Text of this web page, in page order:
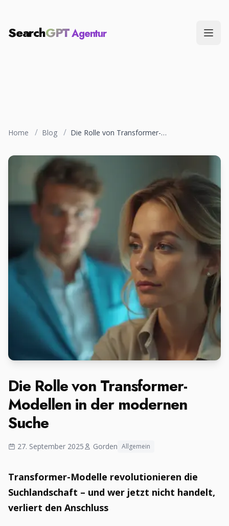
SearchGPTAgentur
Home / Blog / Die Rolle von Transformer-Modellen in der modernen Suche
Die Rolle von Transformer-
Modellen in der modernen
Suche
27. September 2025 Gorden Allgemein
Transformer-Modelle revolutionieren die
Suchlandschaft – und wer jetzt nicht handelt,
verliert den Anschluss